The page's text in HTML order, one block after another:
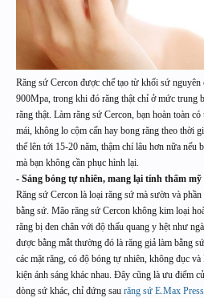
Răng sứ Cercon được chế tạo từ khối sứ
900Mpa, trong khi đó răng thật chỉ ở mức trung
răng thật. Làm răng sứ Cercon, bạn hoàn toàn
mái, không lo cộm cấn hay bong răng theo thời
thể lên tới 15-20 năm, thậm chí lâu hơn nữa nếu
mà bạn không cần phục hình lại.
- Sáng bóng tự nhiên, mang lại tính thẩm mỹ
Răng sứ Cercon là loại răng sứ mà sườn và
bằng sứ. Mão răng sứ Cercon không kim loại
răng bị đen chân với độ thấu quang y hệt như
được bằng mắt thường đó là răng giả làm bằng
các mặt răng, có độ bóng tự nhiên, không đục
kiện ánh sáng khác nhau. Đây cũng là ưu điểm
dòng sứ khác, chỉ đứng sau răng sứ E.Max Press